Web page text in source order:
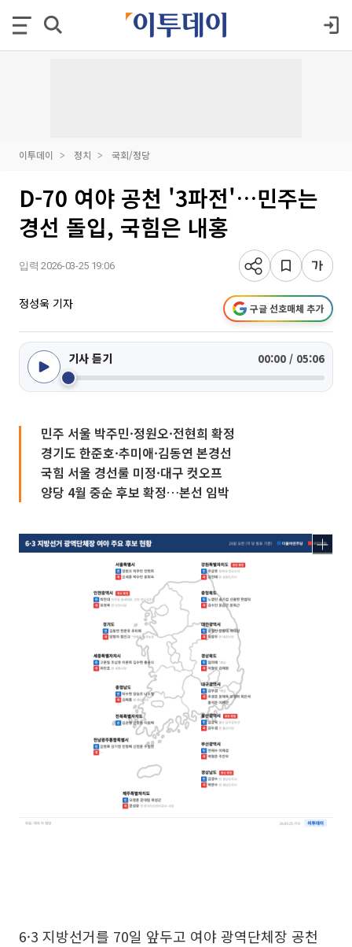
이투데이 정치 국회/정당
D-70 여야 공천 '3파전'…민주는
경선 돌입, 국힘은 내홍
입력 2026-03-25 19:06
정성욱 기자 구글 선호매체 추가
기사 듣기 00:00 / 05:06
민주 서울 박주민·정원오·전현희 확정
경기도 한준호·추미애·김동연 본경선
국힘 서울 경선룰 미정·대구 컷오프
양당 4월 중순 후보 확정…본선 임박
6·3 지방선거를 70일 앞두고 여야 광역단체장 공천